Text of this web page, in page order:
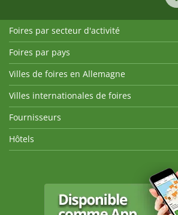
Foires par secteur d'activité
Foires par pays
Villes de foires en Allemagne
Villes internationales de foires
Fournisseurs
Hôtels